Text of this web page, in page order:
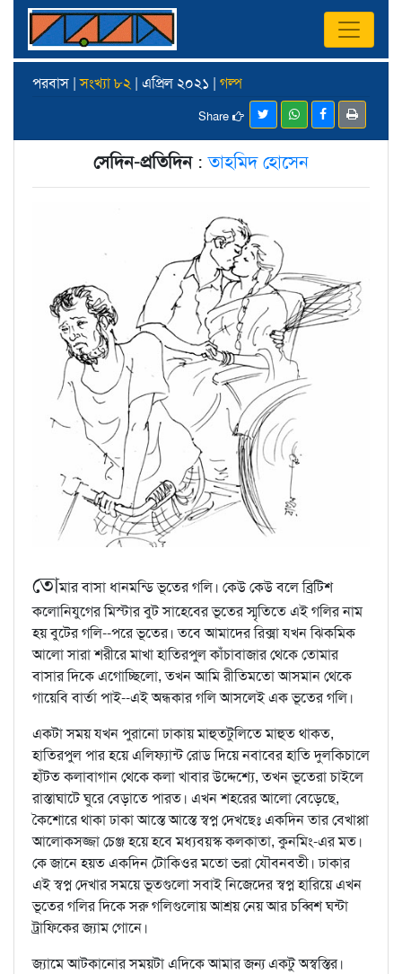
পরবাস |সংখ্যা ৮২ | এপ্রিল ২০২১ | গল্প
Share
সেদিন-প্রতিদিন:তাহমিদ হোসেন
তোমার বাসা ধানমন্ডি ভূতের গলি। কেউ কেউ বলে ব্রিটিশ
কলোনিযুগের মিস্টার বুট সাহেবের ভূতের স্মৃতিতে এই গলির নাম
হয় বুটের গলি--পরে ভূতের। তবে আমাদের রিক্সা যখন ঝিকমিক
আলো সারা শরীরে মাখা হাতিরপুল কাঁচাবাজার থেকে তোমার
বাসার দিকে এগোচ্ছিলো, তখন আমি রীতিমতো আসমান থেকে
গায়েবি বার্তা পাই--এই অন্ধকার গলি আসলেই এক ভূতের গলি।
একটা সময় যখন পুরানো ঢাকায় মাহুতটুলিতে মাহুত থাকত,
হাতিরপুল পার হয়ে এলিফ্যান্ট রোড দিয়ে নবাবের হাতি দুলকিচালে
হাঁটত কলাবাগান থেকে কলা খাবার উদ্দেশ্যে, তখন ভূতেরা চাইলে
রাস্তাঘাটে ঘুরে বেড়াতে পারত। এখন শহরের আলো বেড়েছে,
কৈশোরে থাকা ঢাকা আস্তে আস্তে স্বপ্ন দেখছেঃ একদিন তার বেখাপ্পা
আলোকসজ্জা চেঞ্জ হয়ে হবে মধ্যবয়স্ক কলকাতা, কুনমিং-এর মত।
কে জানে হয়ত একদিন টোকিওর মতো ভরা যৌবনবতী। ঢাকার
এই স্বপ্ন দেখার সময়ে ভূতগুলো সবাই নিজেদের স্বপ্ন হারিয়ে এখন
ভূতের গলির দিকে সরু গলিগুলোয় আশ্রয় নেয় আর চব্বিশ ঘন্টা
ট্রাফিকের জ্যাম গোনে।
জ্যামে আটকানোর সময়টা এদিকে আমার জন্য একটু অস্বস্তির।